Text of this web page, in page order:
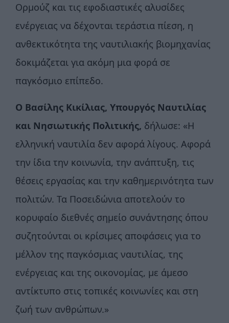
Ορμούζ και τις εφοδιαστικές αλυσίδες
ενέργειας να δέχονται τεράστια πίεση, η
ανθεκτικότητα της ναυτιλιακής βιομηχανίας
δοκιμάζεται για ακόμη μια φορά σε
παγκόσμιο επίπεδο.
O Βασίλης Κικίλιας, Υπουργός Ναυτιλίας
και Νησιωτικής Πολιτικής, δήλωσε: «Η
ελληνική ναυτιλία δεν αφορά λίγους. Αφορά
την ίδια την κοινωνία, την ανάπτυξη, τις
θέσεις εργασίας και την καθημερινότητα των
πολιτών. Τα Ποσειδώνια αποτελούν το
κορυφαίο διεθνές σημείο συνάντησης όπου
συζητούνται οι κρίσιμες αποφάσεις για το
μέλλον της παγκόσμιας ναυτιλίας, της
ενέργειας και της οικονομίας, με άμεσο
αντίκτυπο στις τοπικές κοινωνίες και στη
ζωή των ανθρώπων.»